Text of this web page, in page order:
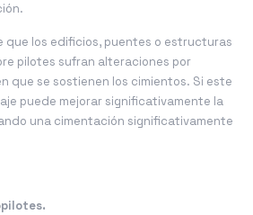
que los edificios, puentes o estructuras
pilotes sufran alteraciones por
que se sostienen los cimientos. Si este
puede mejorar significativamente la
una cimentación significativamente